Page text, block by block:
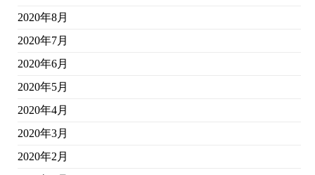
2020年8月
2020年7月
2020年6月
2020年5月
2020年4月
2020年3月
2020年2月